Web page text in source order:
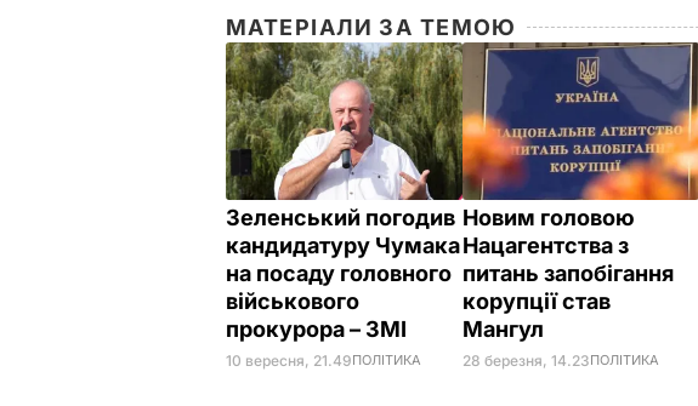
МАТЕРІАЛИ ЗА ТЕМОЮ
Зеленський погодив
кандидатуру Чумака
на посаду головного
військового
прокурора – ЗМІ
10 вересня, 21.49ПОЛІТИКА
Новим головою
Нацагентства з
питань запобігання
корупції став
Мангул
28 березня, 14.23ПОЛІТИКА